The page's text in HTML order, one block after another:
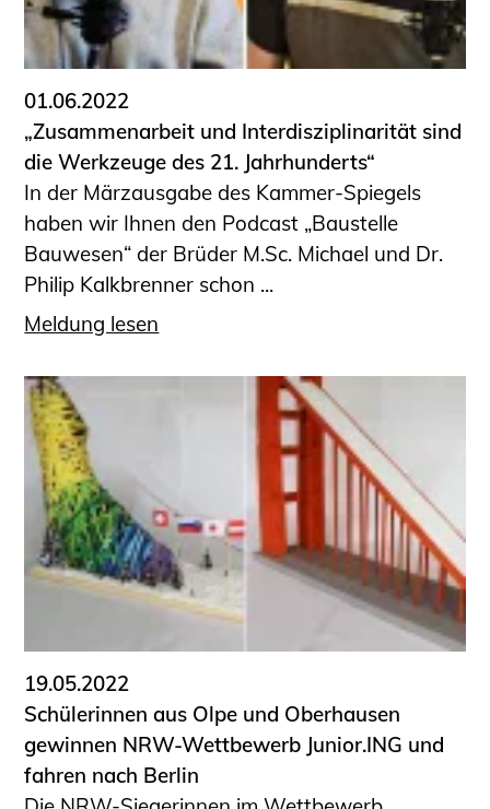
01.06.2022
„Zusammenarbeit und Interdisziplinarität sind
die Werkzeuge des 21. Jahrhunderts“
In der Märzausgabe des Kammer-Spiegels
haben wir Ihnen den Podcast „Baustelle
Bauwesen“ der Brüder M.Sc. Michael und Dr.
Philip Kalkbrenner schon ...
Meldung lesen
19.05.2022
Schülerinnen aus Olpe und Oberhausen
gewinnen NRW-Wettbewerb Junior.ING und
fahren nach Berlin